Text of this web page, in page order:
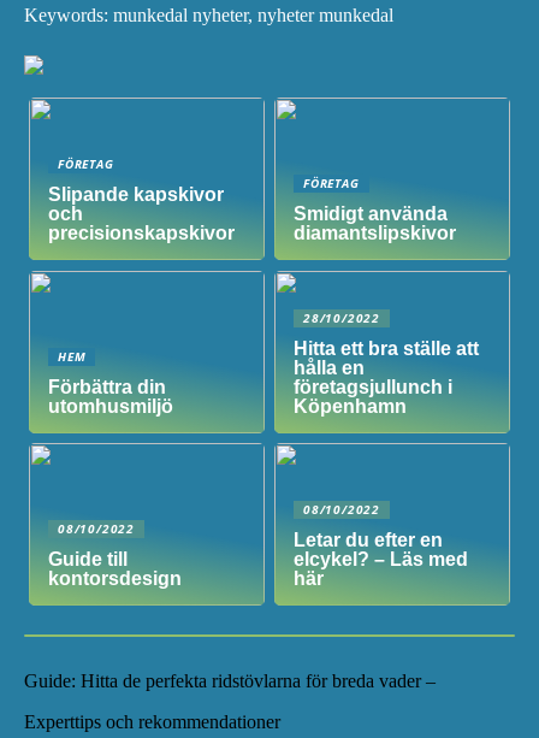
Keywords: munkedal nyheter, nyheter munkedal
FÖRETAG
Slipande kapskivor
och
precisionskapskivor
FÖRETAG
Smidigt använda
diamantslipskivor
HEM
Förbättra din
utomhusmiljö
28/10/2022
Hitta ett bra ställe att
hålla en
företagsjullunch i
Köpenhamn
08/10/2022
Guide till
kontorsdesign
08/10/2022
Letar du efter en
elcykel? – Läs med
här
Guide: Hitta de perfekta ridstövlarna för breda vader –
Experttips och rekommendationer